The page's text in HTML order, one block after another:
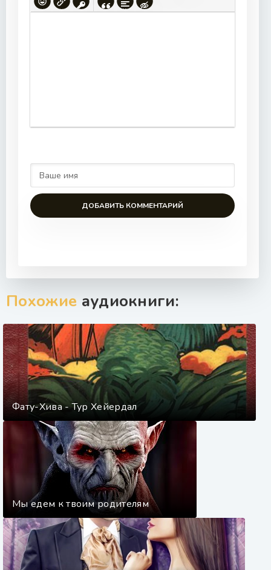
ДОБАВИТЬ КОММЕНТАРИЙ
Похожие аудиокниги:
Фату-Хива - Тур Хейердал
Мы едем к твоим родителям